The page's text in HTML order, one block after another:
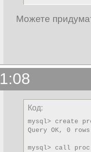
Можете
Код:
mysql> create
Query OK, 0
mysql> call